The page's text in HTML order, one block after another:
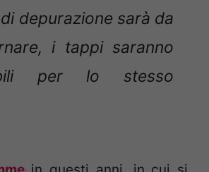
depurazione sarà da
i tappi saranno
per lo stesso